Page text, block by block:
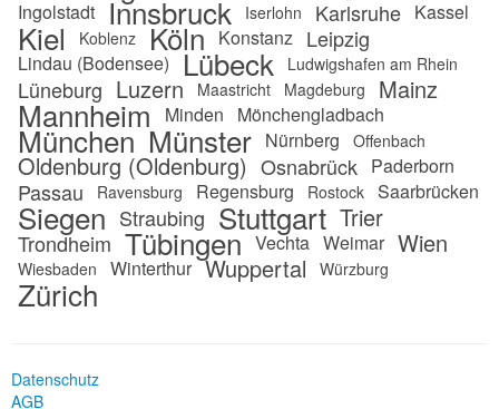
Ingolstadt Innsbruck Iserlohn Karlsruhe Kassel
Kiel Koblenz Köln Konstanz Leipzig
Lindau (Bodensee) Lübeck Ludwigshafen am Rhein
Lüneburg Luzern Maastricht Magdeburg Mainz
Mannheim Minden Mönchengladbach
München Münster Nürnberg Offenbach
Oldenburg (Oldenburg) Osnabrück Paderborn
Passau Ravensburg Regensburg Rostock Saarbrücken
Siegen Straubing Stuttgart Trier
Trondheim Tübingen Vechta Weimar Wien
Wiesbaden Winterthur Wuppertal Würzburg
Zürich
Datenschutz
AGB